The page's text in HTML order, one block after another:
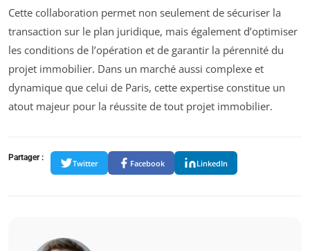
Cette collaboration permet non seulement de sécuriser la
transaction sur le plan juridique, mais également d’optimiser
les conditions de l’opération et de garantir la pérennité du
projet immobilier. Dans un marché aussi complexe et
dynamique que celui de Paris, cette expertise constitue un
atout majeur pour la réussite de tout projet immobilier.
Partager :
Twitter Facebook LinkedIn